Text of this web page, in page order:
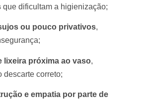
que dificultam a higienização;
ou pouco privativos,
lixeira próxima ao vaso,
descarte correto;
e empatia por parte de